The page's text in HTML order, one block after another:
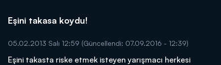
Eşini takasa koydu!
05.02.2013 Salı 12:59 (Güncellendi: 07.09.2016 - 12:39)
Eşini takasta riske etmek isteyen yarışmacı herkesi